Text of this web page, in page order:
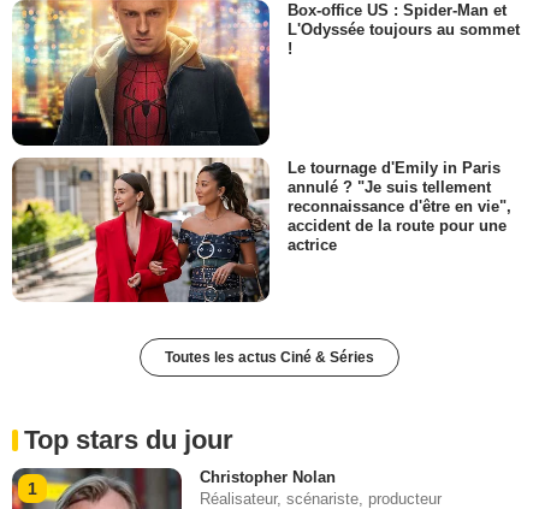
Box-office US : Spider-Man et
L'Odyssée toujours au sommet
!
Le tournage d'Emily in Paris
annulé ? "Je suis tellement
reconnaissance d'être en vie",
accident de la route pour une
actrice
Toutes les actus Ciné & Séries
Top stars du jour
1
Christopher Nolan
Réalisateur, scénariste, producteur